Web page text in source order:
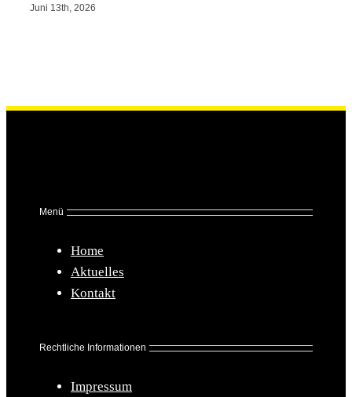
Juni 13th, 2026
Menü
Home
Aktuelles
Kontakt
Rechtliche Informationen
Impressum